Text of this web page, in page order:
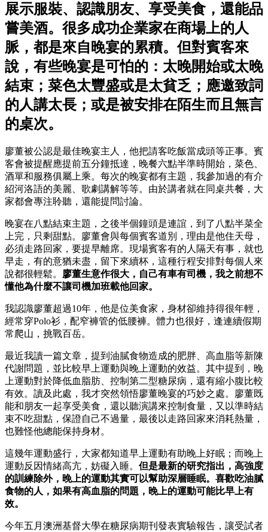
展示服裝、認識朋友、享受美食，還能品
嘗美酒。很多成功企業家在商場上的人
脈，都是來自晚宴的累積。但對賓客來
說，有些晚宴是可怕的：太晚開始或太晚
結束；菜色太豐盛或是太貧乏；應邀致詞
的人講太長；或是被安排在陌生而且無言
的桌次。
廖董被公認是最佳晚宴主人，他把請客吃飯當成頭等正事。賓
客會被提醒應提前五分鐘抵達，晚餐六點半準時開始，菜色、
酒單和服務俱屬上乘。每次的晚宴都有主題，我參加過的有介
紹河洛語的美麗、歌劇講解等等。由於講者就在同桌共餐，大
家都會專注聆聽，還能提問討論。
晚宴在八點結束主題，之後半個鐘頭是連誼，到了八點半菜全
上完，只剩甜點。廖董會與每個賓客道別，理由是他住天母，
必須走路回家，要提早離席。現場賓客有的人隔天有事，就也
早走，有的意猶未盡，留下來續杯，這種行程安排對每個人來
說都很輕鬆。 廖董生意作很大，自己有車有司機，我之前想不
懂他為什麼不讓司機加班載他回家。
我認識廖董超過10年，他是位美食家，身材卻維持得很年輕，
經常穿Polo衫，配窄褲管的低腰褲。體力也很好，逢連續假期
常爬山，挑戰百岳。
最近我讀一篇文章，提到油膩食物造成的肥胖、高血脂等新陳
代謝問題，並比較早上運動與晚上運動的效益。其中提到，晚
上運動對於降低血脂肪、控制第二型糖尿病，還有縮小腹比較
有效。讀及此處，我才突然領悟廖董晚宴的巧妙之處。廖董既
能和朋友一起享受美食，還以聽演講來控制食量，又以準時結
束不吃甜點，保證自己不過量，最後以走路回家來消耗熱量，
也難怪他總能保持身材。
這幾年運動盛行，大家都知道早上運動有助晚上好眠；而晚上
運動反因情緒高亢，妨礙入睡。 但是最新的研究指出，高強度
的訓練除外，晚上的運動其實可以幫助深層睡眠。喜歡吃油膩
食物的人，如果有高血脂的問題，晚上的運動可能比早上有
效。
今年五月澳洲基督大學在糖尿病期刊發表實驗報告，讓受試者